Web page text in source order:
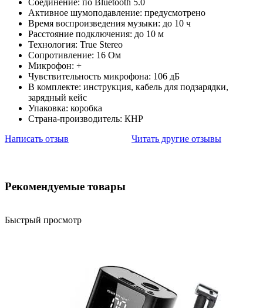
Соединение: по Bluetooth 5.0
Активное шумоподавление: предусмотрено
Время воспроизведения музыки: до 10 ч
Расстояние подключения: до 10 м
Технология: True Stereo
Сопротивление: 16 Ом
Микрофон: +
Чувствительность микрофона: 106 дБ
В комплекте: инструкция, кабель для подзарядки,
зарядный кейс
Упаковка: коробка
Страна-производитель: КНР
Написать отзыв
Читать другие отзывы
Рекомендуемые товары
Быстрый просмотр